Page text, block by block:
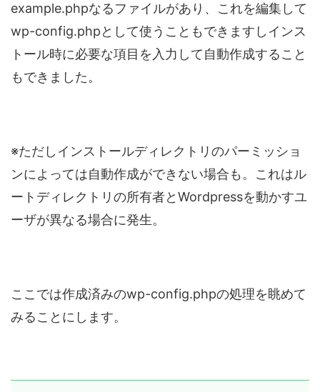
example.phpなるファイルがあり、これを編集して
wp-config.phpとして使うこともできますしインス
トール時に必要な項目を入力して自動作成すること
もできました。
※ただしインストールディレクトリのパーミッショ
ンによっては自動作成ができない場合も。これはル
ートディレクトリの所有者とWordpressを動かすユ
ーザが異なる場合に発生。
ここでは作成済みのwp-config.phpの処理を眺めて
みることにします。